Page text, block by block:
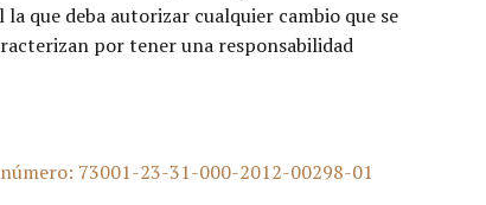
que deba autorizar cualquier cambio que se
por tener una responsabilidad
número: 73001-23-31-000-2012-00298-01